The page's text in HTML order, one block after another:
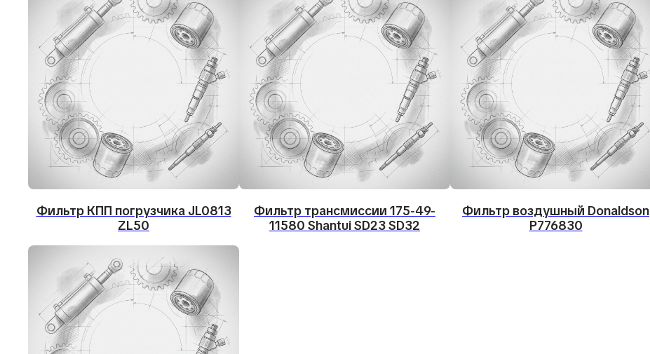
Фильтр КПП погрузчика JL0813
ZL50
Фильтр трансмиссии 175-49-
11580 Shantui SD23 SD32
Фильтр воздушный Donaldson
P776830